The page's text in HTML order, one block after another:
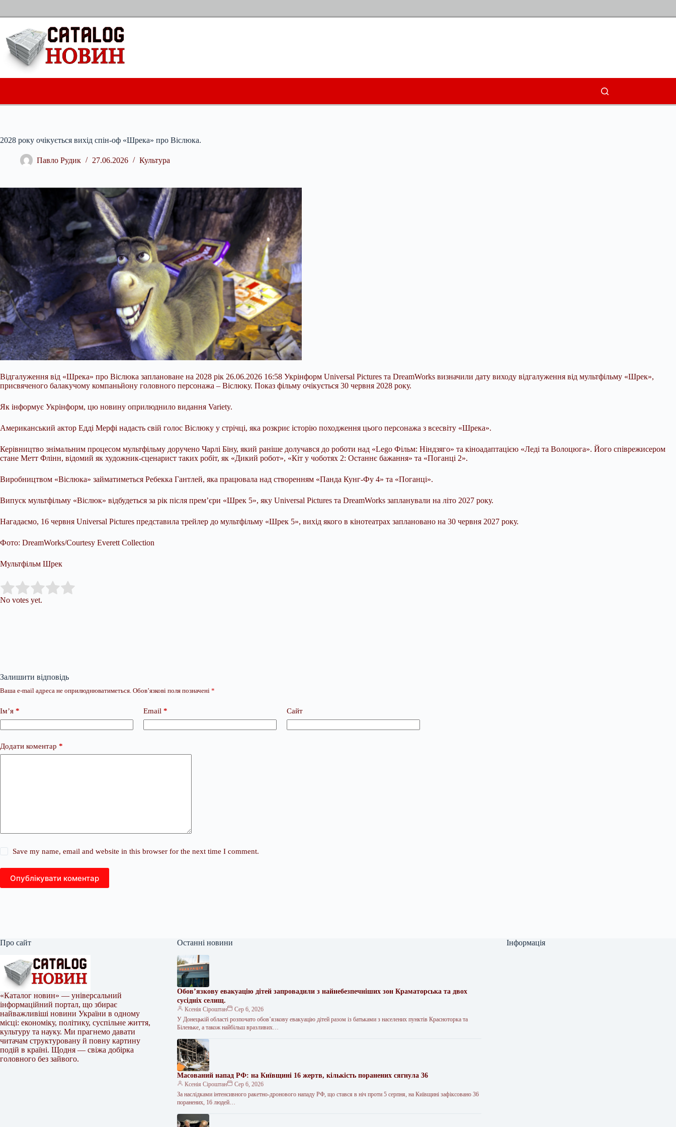
2028 року очікується вихід спін-оф «Шрека» про Віслюка.
Павло Рудик 27.06.2026 Культура
Відгалуження від «Шрека» про Віслюка заплановане на 2028 рік 26.06.2026 16:58 Укрінформ Universal Pictures та DreamWorks визначили дату виходу відгалуження від мультфільму «Шрек»,
присвяченого балакучому компаньйону головного персонажа – Віслюку. Показ фільму очікується 30 червня 2028 року.
Як інформує Укрінформ, цю новину оприлюднило видання Variety.
Американський актор Едді Мерфі надасть свій голос Віслюку у стрічці, яка розкриє історію походження цього персонажа з всесвіту «Шрека».
Керівництво знімальним процесом мультфільму доручено Чарлі Біну, який раніше долучався до роботи над «Lego Фільм: Ніндзяго» та кіноадаптацією «Леді та Волоцюга». Його співрежисером
стане Метт Флінн, відомий як художник-сценарист таких робіт, як «Дикий робот», «Кіт у чоботях 2: Останнє бажання» та «Поганці 2».
Виробництвом «Віслюка» займатиметься Ребекка Гантлей, яка працювала над створенням «Панда Кунг-Фу 4» та «Поганці».
Випуск мультфільму «Віслюк» відбудеться за рік після прем’єри «Шрек 5», яку Universal Pictures та DreamWorks запланували на літо 2027 року.
Нагадаємо, 16 червня Universal Pictures представила трейлер до мультфільму «Шрек 5», вихід якого в кінотеатрах заплановано на 30 червня 2027 року.
Фото: DreamWorks/Courtesy Everett Collection
Мультфільм Шрек
Rate this item:
No votes yet.
Залишити відповідь
Ваша e-mail адреса не оприлюднюватиметься. Обов’язкові поля позначені *
Ім’я * Email * Сайт
Додати коментар *
Save my name, email and website in this browser for the next time I comment.
Опублікувати коментар
Про сайт
«Каталог новин» — універсальний
інформаційний портал, що збирає
найважливіші новини України в одному
місці: економіку, політику, суспільне життя,
культуру та науку. Ми прагнемо давати
читачам структуровану й повну картину
подій в країні. Щодня — свіжа добірка
головного без зайвого.
Останні новини
Обов’язкову евакуацію дітей запровадили з найнебезпечніших зон Краматорська та двох
сусідніх селищ.
Ксенія Сіроштан
Сер 6, 2026
У Донецькій області розпочато обов’язкову евакуацію дітей разом із батьками з населених пунктів Красноторка та
Біленьке, а також найбільш вразливих…
Масований напад РФ: на Київщині 16 жертв, кількість поранених сягнула 36
Ксенія Сіроштан
Сер 6, 2026
За наслідками інтенсивного ракетно-дронового нападу РФ, що стався в ніч проти 5 серпня, на Київщині зафіксовано 36
поранених, 16 людей…
Інформація